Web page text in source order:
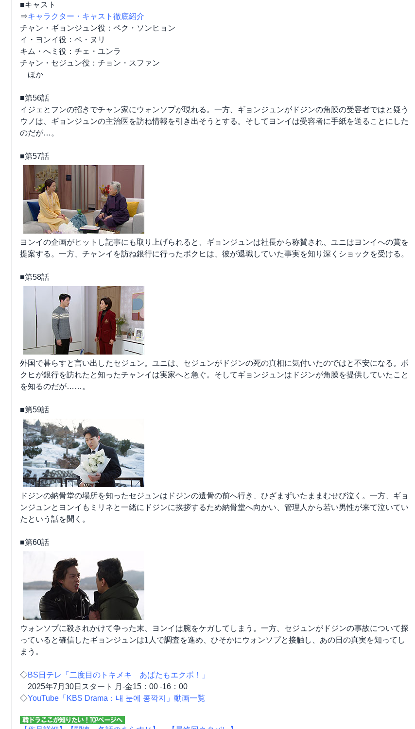
■キャスト
⇒キャラクター・キャスト徹底紹介
チャン・ギョンジュン役：ペク・ソンヒョン
イ・ヨンイ役：ペ・ヌリ
キム・へミ役：チェ・ユンラ
チャン・セジュン役：チョン・スファン
ほか
■第56話
イジェとフンの招きでチャン家にウォンソプが現れる。一方、ギョンジュンがドジンの角膜の受容者ではと疑う
ウノは、ギョンジュンの主治医を訪ね情報を引き出そうとする。そしてヨンイは受容者に手紙を送ることにした
のだが…。
■第57話
ヨンイの企画がヒットし記事にも取り上げられると、ギョンジュンは社長から称賛され、ユニはヨンイへの賞を
提案する。一方、チャンイを訪ね銀行に行ったボクヒは、彼が退職していた事実を知り深くショックを受ける。
■第58話
外国で暮らすと言い出したセジュン。ユニは、セジュンがドジンの死の真相に気付いたのではと不安になる。ボ
クヒが銀行を訪れたと知ったチャンイは実家へと急ぐ。そしてギョンジュンはドジンが角膜を提供していたこと
を知るのだが……。
■第59話
ドジンの納骨堂の場所を知ったセジュンはドジンの遺骨の前へ行き、ひざまずいたままむせび泣く。一方、ギョ
ンジュンとヨンイもミリネと一緒にドジンに挨拶するため納骨堂へ向かい、管理人から若い男性が来て泣いてい
たという話を聞く。
■第60話
ウォンソプに殺されかけて争った末、ヨンイは腕をケガしてしまう。一方、セジュンがドジンの事故について探
っていると確信したギョンジュンは1人で調査を進め、ひそかにウォンソプと接触し、あの日の真実を知ってし
まう。
◇BS日テレ「二度目のトキメキ あばたもエクボ！」
2025年7月30日スタート 月-金15：00 -16：00
◇YouTube「KBS Drama：내 눈에 콩깍지」動画一覧